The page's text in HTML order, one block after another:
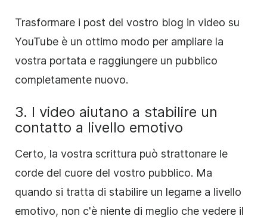
Trasformare i post del vostro blog in video su
YouTube è un ottimo modo per ampliare la
vostra portata e raggiungere un pubblico
completamente nuovo.
3. I video aiutano a stabilire un
contatto a livello emotivo
Certo, la vostra scrittura può strattonare le
corde del cuore del vostro pubblico. Ma
quando si tratta di stabilire un legame a livello
emotivo, non c'è niente di meglio che vedere il